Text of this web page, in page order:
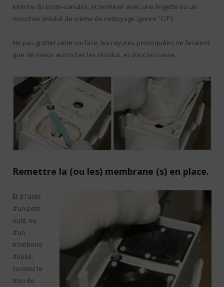
interne du porte-canules, et terminer avec une lingette ou un
mouchoir imbibé de crème de nettoyage (genre “Cif”).
Ne pas gratter cette surface, les rayures provoquées ne feraient
que de mieux accrocher les résidus, et donc la crasse.
Remettre la (ou les) membrane (s) en place.
Et à l’aide
d’un petit
outil, ou
d’un
trombone
déplié,
curetez le
trou de